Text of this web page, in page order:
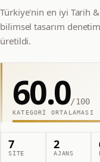
Türkiye'nin en iyi Tarih
bilimsel tasarım
üretildi.
60.0/100
KATEGORI ORTALAMASI
7
SITE
2
AJANS